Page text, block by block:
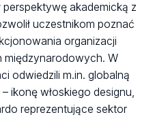
perspektywę akademicką z
uczestnikom poznać
organizacji
międzynarodowych. W
odwiedzili m.in. globalną
ikonę włoskiego designu,
reprezentujące sektor